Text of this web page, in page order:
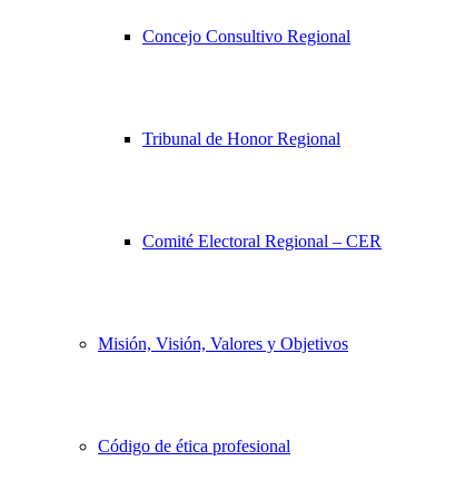
Concejo Consultivo Regional
Tribunal de Honor Regional
Comité Electoral Regional – CER
Misión, Visión, Valores y Objetivos
Código de ética profesional